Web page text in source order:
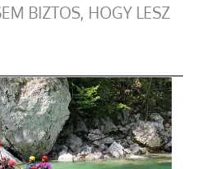
BIZTOS, HOGY LESZ